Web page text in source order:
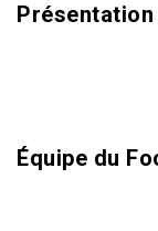
Présentation
Équipe du